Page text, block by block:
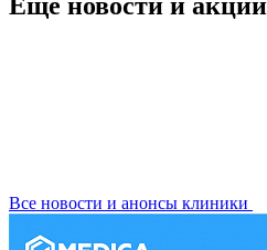
Еще новости и акции
Все новости и анонсы клиники